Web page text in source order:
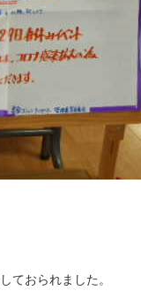
しておられま した。